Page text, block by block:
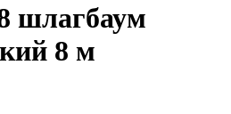
шлагбаум
8 м